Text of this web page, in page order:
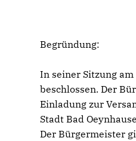
Begründung:
In seiner Sitzung
beschlossen. Der
Einladung zur
Stadt Bad
Der Bürgermeister